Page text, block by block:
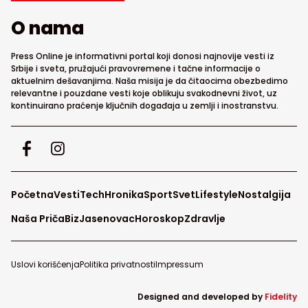
O nama
Press Online je informativni portal koji donosi najnovije vesti iz
Srbije i sveta, pružajući pravovremene i tačne informacije o
aktuelnim dešavanjima. Naša misija je da čitaocima obezbedimo
relevantne i pouzdane vesti koje oblikuju svakodnevni život, uz
kontinuirano praćenje ključnih događaja u zemlji i inostranstvu.
PočetnaVestiTechHronikaSportSvetLifestyleNostalgija
Naša PričaBizJasenovacHoroskopZdravlje
Uslovi korišćenjaPolitika privatnostiImpressum
Designed and developed by Fidelity